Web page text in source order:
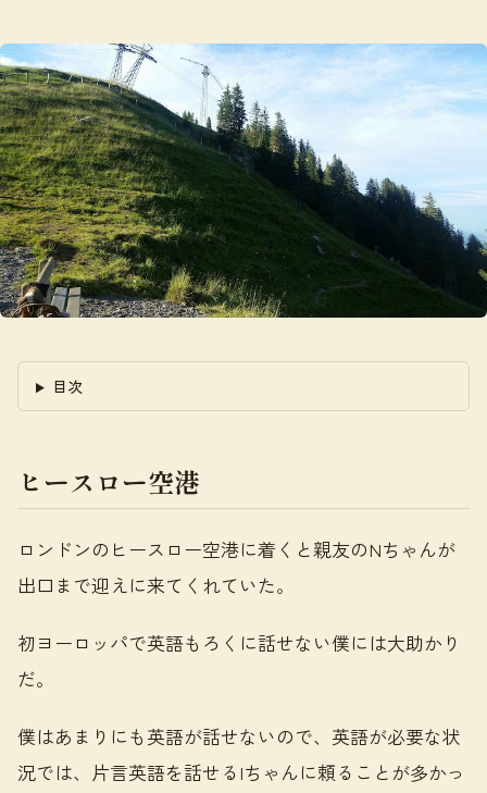
目次
ヒースロー空港
ロンドンのヒースロー空港に着くと親友のNちゃんが
出口まで迎えに来てくれていた。
初ヨーロッパで英語もろくに話せない僕には大助かり
だ。
僕はあまりにも英語が話せないので、英語が必要な状
況では、片言英語を話せるIちゃんに頼ることが多かっ